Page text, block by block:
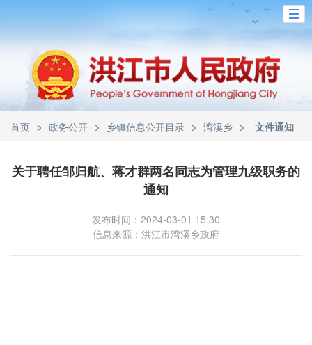
首页 > 政务公开 > 乡镇信息公开目录 > 湾溪乡 > 文件通知
关于聘任邹归航、蒋才群两名同志为管理九级职务的
通知
发布时间：2024-03-01 15:30
信息来源：洪江市湾溪乡政府